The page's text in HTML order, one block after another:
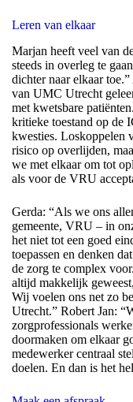
Leren van elkaar
Marjan heeft veel van
steeds in overleg te
dichter naar elkaar
van UMC Utrecht
met kwetsbare
kritieke toestand op de
kwesties. Loskoppelen
risico op overlijden,
we met elkaar om tot
als voor de VRU
Gerda: “Als we ons
gemeente, VRU – in
het niet tot een goed
toepassen en denken
de zorg te complex
altijd makkelijk
Wij voelen ons net zo
Utrecht.” Robert Jan:
zorgprofessionals
doormaken om elkaar
medewerker centraal
doelen. En dan is het